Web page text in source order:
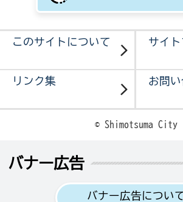
このサイトについて サイ
リンク集 お問
© Shimotsuma City
バナー広告
バナー広告につい